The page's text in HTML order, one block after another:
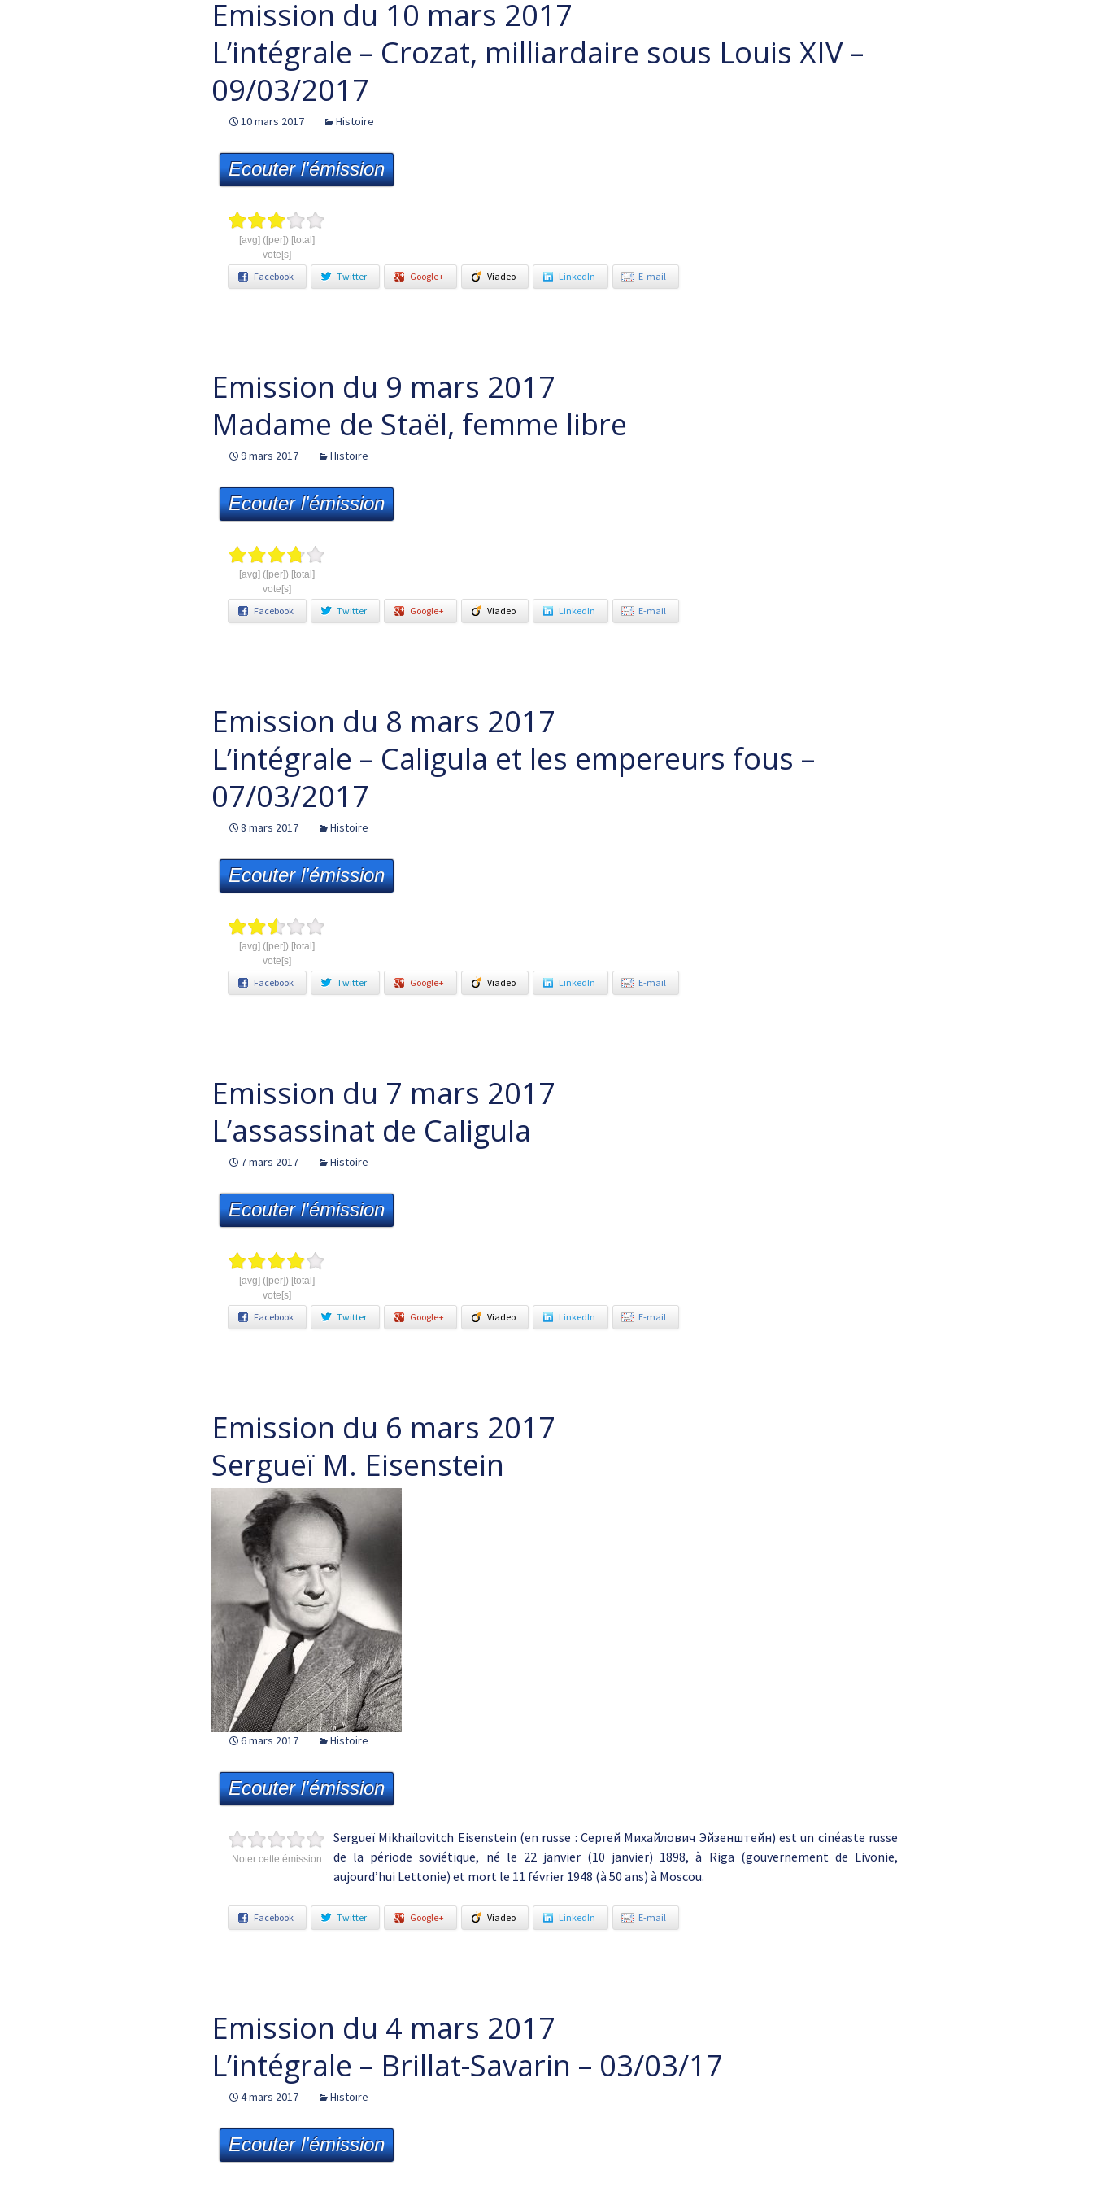
Emission du 10 mars 2017
L’intégrale – Crozat, milliardaire sous Louis XIV –
09/03/2017
10 mars 2017 Histoire
Ecouter l'émission
[avg] ([per]) [total]
vote[s]
Facebook Twitter Google+ Viadeo LinkedIn E-mail
Emission du 9 mars 2017
Madame de Staël, femme libre
9 mars 2017 Histoire
Ecouter l'émission
[avg] ([per]) [total]
vote[s]
Facebook Twitter Google+ Viadeo LinkedIn E-mail
Emission du 8 mars 2017
L’intégrale – Caligula et les empereurs fous –
07/03/2017
8 mars 2017 Histoire
Ecouter l'émission
[avg] ([per]) [total]
vote[s]
Facebook Twitter Google+ Viadeo LinkedIn E-mail
Emission du 7 mars 2017
L’assassinat de Caligula
7 mars 2017 Histoire
Ecouter l'émission
[avg] ([per]) [total]
vote[s]
Facebook Twitter Google+ Viadeo LinkedIn E-mail
Emission du 6 mars 2017
Sergueï M. Eisenstein
6 mars 2017 Histoire
Ecouter l'émission
Noter cette émission
Sergueï Mikhaïlovitch Eisenstein (en russe : Сергей Михайлович Эйзенштейн) est un cinéaste russe
de la période soviétique, né le 22 janvier (10 janvier) 1898, à Riga (gouvernement de Livonie,
aujourd’hui Lettonie) et mort le 11 février 1948 (à 50 ans) à Moscou.
Facebook Twitter Google+ Viadeo LinkedIn E-mail
Emission du 4 mars 2017
L’intégrale – Brillat-Savarin – 03/03/17
4 mars 2017 Histoire
Ecouter l'émission